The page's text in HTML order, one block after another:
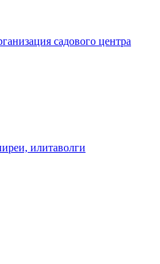
садового центра
илитаволги